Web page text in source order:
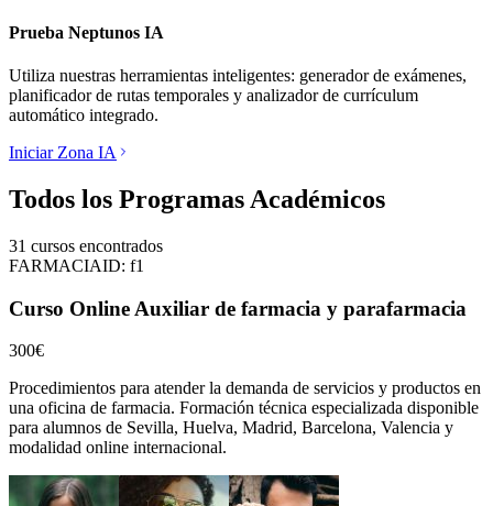
Prueba Neptunos IA
Utiliza nuestras herramientas inteligentes: generador de exámenes,
planificador de rutas temporales y analizador de currículum
automático integrado.
Iniciar Zona IA
Todos los Programas Académicos
31 cursos encontrados
FARMACIAID: f1
Curso Online Auxiliar de farmacia y parafarmacia
300€
Procedimientos para atender la demanda de servicios y productos en
una oficina de farmacia. Formación técnica especializada disponible
para alumnos de Sevilla, Huelva, Madrid, Barcelona, Valencia y
modalidad online internacional.